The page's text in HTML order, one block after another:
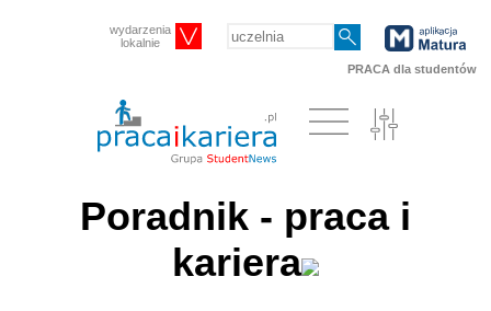
wydarzenia
lokalnie
PRACA dla studentów
Poradnik - praca i
kariera